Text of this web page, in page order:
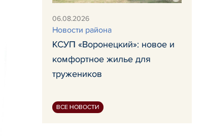
06.08.2026
Новости района
КСУП «Воронецкий»: новое и
комфортное жилье для
тружеников
ВСЕ НОВОСТИ